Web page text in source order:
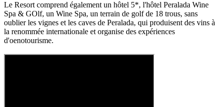
Le Resort comprend également un hôtel 5*, l'hôtel Peralada Wine
Spa & GOlf, un Wine Spa, un terrain de golf de 18 trous, sans
oublier les vignes et les caves de Peralada, qui produisent des vins à
la renommée internationale et organise des expériences
d'oenotourisme.